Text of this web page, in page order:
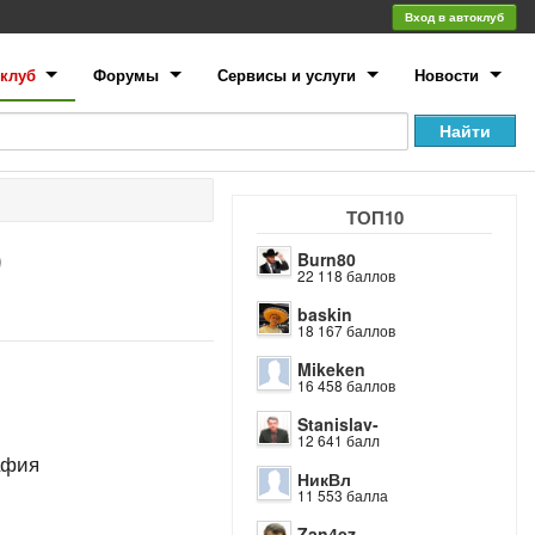
Вход в автоклуб
Форумы Сервисы и услуги Новости
ТОП10
Burn80
22 118 баллов
baskin
18 167 баллов
Mikeken
16 458 баллов
Stanislav-
12 641 балл
НикВл
11 553 балла